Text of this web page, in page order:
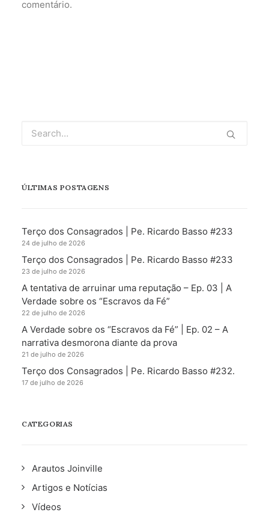
comentário.
ÚLTIMAS POSTAGENS
Terço dos Consagrados | Pe. Ricardo Basso #233
24 de julho de 2026
Terço dos Consagrados | Pe. Ricardo Basso #233
23 de julho de 2026
A tentativa de arruinar uma reputação – Ep. 03 | A
Verdade sobre os “Escravos da Fé”
22 de julho de 2026
A Verdade sobre os “Escravos da Fé” | Ep. 02 – A
narrativa desmorona diante da prova
21 de julho de 2026
Terço dos Consagrados | Pe. Ricardo Basso #232.
17 de julho de 2026
CATEGORIAS
Arautos Joinville
Artigos e Notícias
Vídeos